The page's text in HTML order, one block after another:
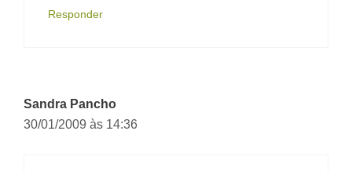
Responder
Sandra Pancho
30/01/2009 às 14:36